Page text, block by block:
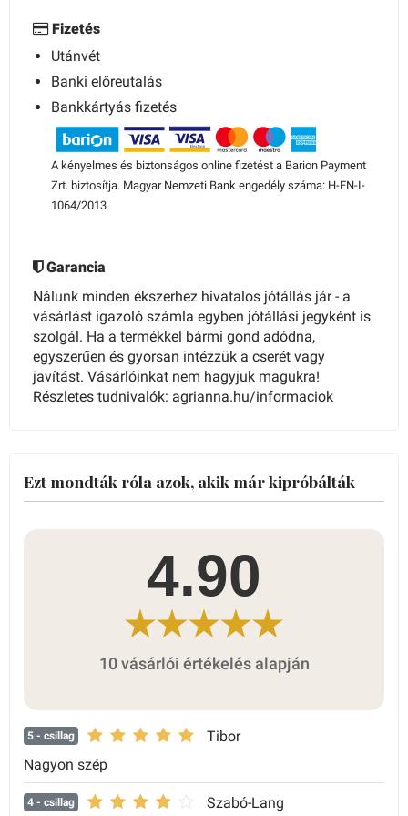
Fizetés
Utánvét
Banki előreutalás
Bankkártyás fizetés
A kényelmes és biztonságos online fizetést a Barion Payment
Zrt. biztosítja. Magyar Nemzeti Bank engedély száma: H-EN-I-
1064/2013
Garancia
Nálunk minden ékszerhez hivatalos jótállás jár - a
vásárlást igazoló számla egyben jótállási jegyként is
szolgál. Ha a termékkel bármi gond adódna,
egyszerűen és gyorsan intézzük a cserét vagy
javítást. Vásárlóinkat nem hagyjuk magukra!
Részletes tudnivalók: agrianna.hu/informaciok
Ezt mondták róla azok, akik már kipróbálták
4.90
10 vásárlói értékelés alapján
5 - csillag
Tibor
Nagyon szép
4 - csillag Szabó-Lang